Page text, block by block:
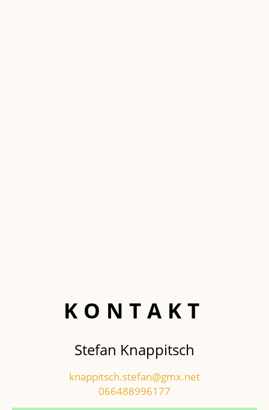
KONTAKT
Stefan Knappitsch
knappitsch.stefan@gmx.net
066488996177